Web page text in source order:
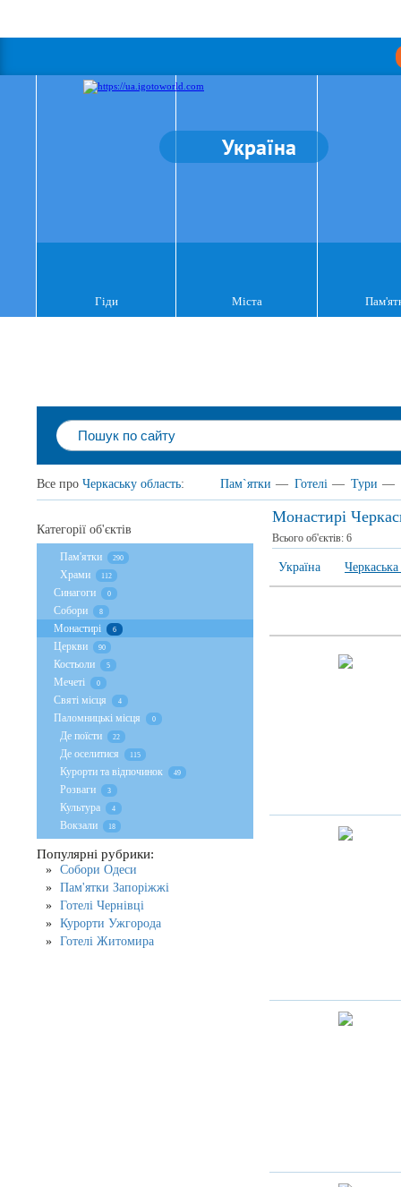
Україна
Гіди Міста
Все про Черкаську область: Пам`ятки — Готелі — Тури —
Монастирі
Всього об'єктів: 6
Україна Черкаська
Категорії об'єктів
Пам'ятки 290
Храми 112
Cинагоги 0
Собори 8
Монастирі 6
Церкви 90
Костьоли 5
Мечеті 0
Святі місця 4
Паломницькі місця 0
Де поїсти 22
Де оселитися 115
Курорти та відпочинок 49
Розваги 3
Культура 4
Вокзали 18
Популярні рубрики:
Собори Одеси
Пам'ятки Запоріжжі
Готелі Чернівці
Курорти Ужгорода
Готелі Житомира